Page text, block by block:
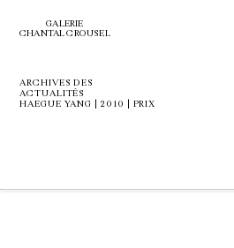
GALERIE
CHANTAL CROUSEL
ARCHIVES DES
ACTUALITÉS
HAEGUE YANG | 2010 | PRIX